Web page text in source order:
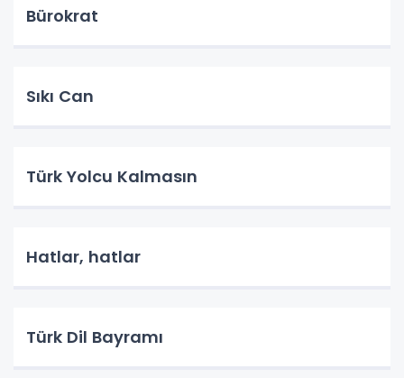
Bürokrat
Sıkı Can
Türk Yolcu Kalmasın
Hatlar, hatlar
Türk Dil Bayramı